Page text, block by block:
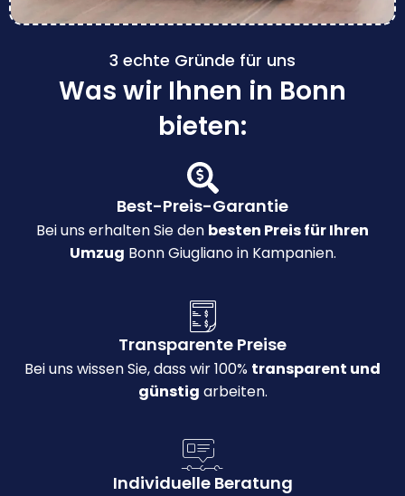
3 echte Gründe für uns
Was wir Ihnen in Bonn
bieten:
Best-Preis-Garantie
Bei uns erhalten Sie den besten Preis für Ihren
Umzug Bonn Giugliano in Kampanien.
Transparente Preise
Bei uns wissen Sie, dass wir 100% transparent und
günstig arbeiten.
Individuelle Beratung